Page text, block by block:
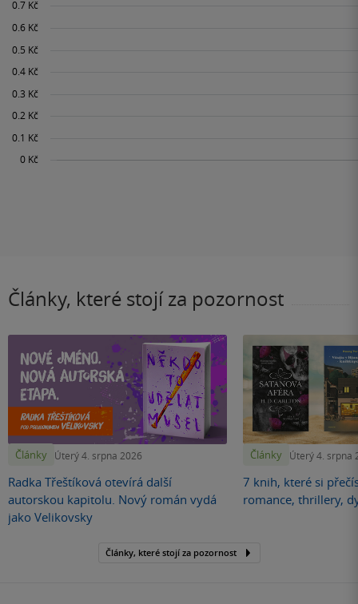
Články, které stojí za pozornost
Články Úterý 4. srpna 2026
Radka Třeštíková otevírá další
autorskou kapitolu. Nový román vydá
jako Velikovsky
Články Úterý 4. srpna
7 knih, které si
romance, thrillery,
Články, které stojí za pozornost